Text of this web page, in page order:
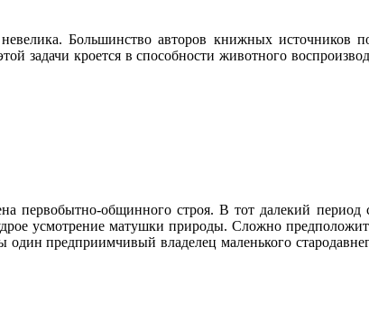
Большинство авторов книжных источников
задачи кроется в способности животного
первобытно-общинного строя. В тот далекий период
усмотрение матушки природы. Сложно
предприимчивый владелец маленького